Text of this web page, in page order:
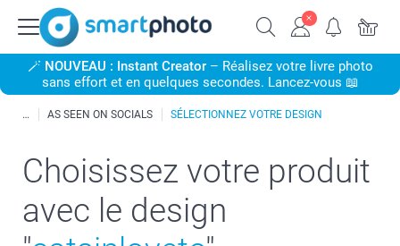
🪄 NOUVEAU : Instant Creator– Réalisez votre livre photo
sans effort et en quelques secondes. Lancez-vous 📖
AS SEEN ON SOCIALS SÉLECTIONNEZ VOTRE DESIGN
Choisissez votre produit
avec le design